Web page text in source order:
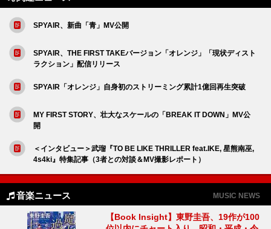
SPYAIR、新曲「青」MV公開
SPYAIR、THE FIRST TAKEバージョン「オレンジ」「現状ディスト
ラクション」配信リリース
SPYAIR「オレンジ」自身初のストリーミング累計1億回再生突破
MY FIRST STORY、壮大なスケールの「BREAK IT DOWN」MV公
開
＜インタビュー＞武瑠『TO BE LIKE THRILLER feat.IKE, 星熊南巫,
4s4ki』特集記事（3者との対談＆MV撮影レポート）
音楽ニュース MUSIC NEWS
【Book Insight】東野圭吾、19作が100